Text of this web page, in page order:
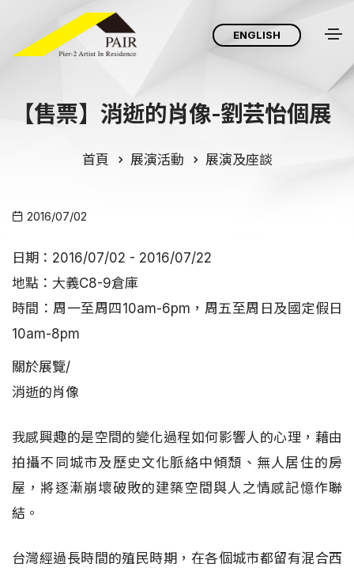
ENGLISH
【售票】消逝的肖像-劉芸怡個展
首頁 展演活動 展演及座談
2016/07/02
日期：2016/07/02 - 2016/07/22
地點：大義C8-9倉庫
時間：周一至周四10am-6pm，周五至周日及國定假日
10am-8pm
關於展覽/
消逝的肖像
我感興趣的是空間的變化過程如何影響人的心理，藉由
拍攝不同城市及歷史文化脈絡中傾頹、無人居住的房
屋，將逐漸崩壞破敗的建築空間與人之情感記憶作聯
結。
台灣經過長時間的殖民時期，在各個城市都留有混合西